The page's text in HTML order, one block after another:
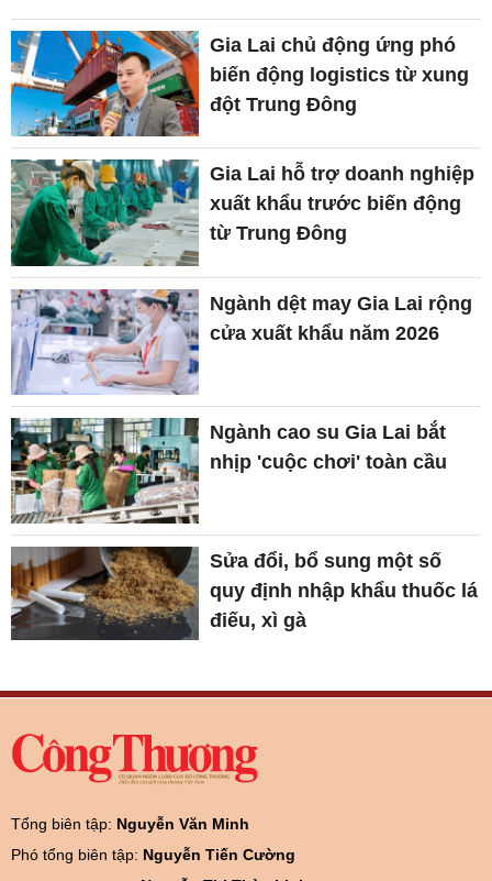
Gia Lai chủ động ứng phó
biến động logistics từ xung
đột Trung Đông
Gia Lai hỗ trợ doanh nghiệp
xuất khẩu trước biến động
từ Trung Đông
Ngành dệt may Gia Lai rộng
cửa xuất khẩu năm 2026
Ngành cao su Gia Lai bắt
nhịp 'cuộc chơi' toàn cầu
Sửa đổi, bổ sung một số
quy định nhập khẩu thuốc lá
điếu, xì gà
Tổng biên tập: Nguyễn Văn Minh
Phó tổng biên tập: Nguyễn Tiến Cường